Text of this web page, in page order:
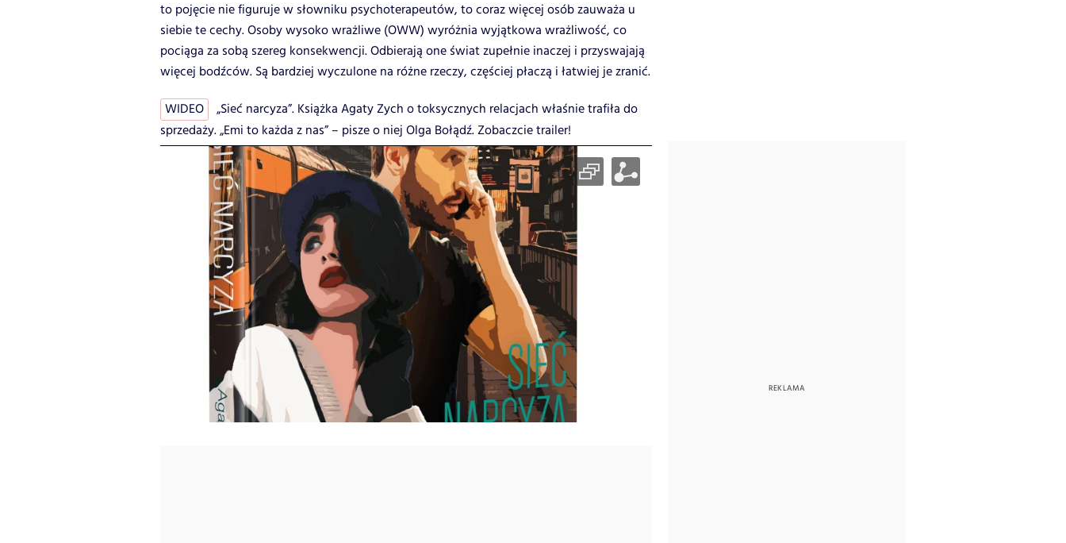
to pojęcie nie figuruje w słowniku psychoterapeutów, to coraz więcej osób zauważa u
siebie te cechy. Osobywysoko wrażliwe (OWW) wyróżnia wyjątkowa wrażliwość, co
pociąga za sobą szereg konsekwencji. Odbierają one świat zupełnie inaczej i przyswajają
więcej bodźców. Są bardziej wyczulone na różne rzeczy, częściej płaczą i łatwiej je zranić.
WIDEO
„Sieć narcyza”. Książka Agaty Zych o toksycznych relacjach właśnie trafiła do
sprzedaży. „Emi to każda z nas” – pisze o niej Olga Bołądź. Zobaczcie trailer!